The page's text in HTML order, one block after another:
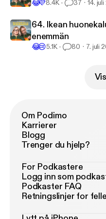
😂💜8.4K 37 14.
64. Ikean
enemmän
😂😢5.1K 80 7. juli
Om Podimo
Karrierer
Blogg
Trenger du hjelp?
For Podkastere
Logg inn som
Podkaster FAQ
Retningslinjer for